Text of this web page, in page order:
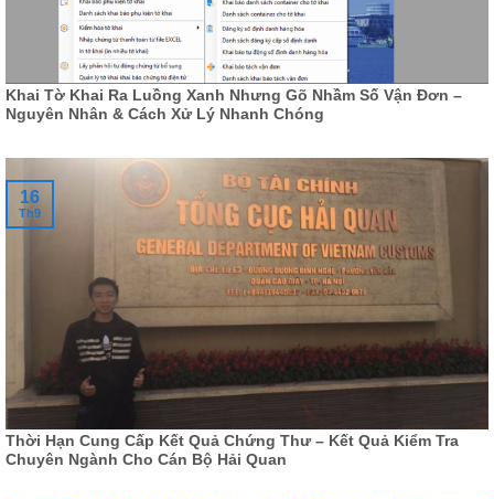
Khai Tờ Khai Ra Luồng Xanh Nhưng Gõ Nhầm Số Vận Đơn –
Nguyên Nhân & Cách Xử Lý Nhanh Chóng
Thời Hạn Cung Cấp Kết Quả Chứng Thư – Kết Quả Kiểm Tra
Chuyên Ngành Cho Cán Bộ Hải Quan
16
Th9